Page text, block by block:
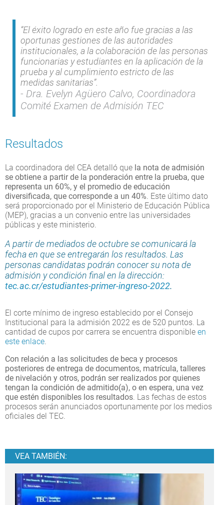
“El éxito logrado en este año fue gracias a las
oportunas gestiones de las autoridades
institucionales, a la colaboración de las personas
funcionarias y estudiantes en la aplicación de la
prueba y al cumplimiento estricto de las
medidas sanitarias”.
Dra. Evelyn Agüero Calvo, Coordinadora
Comité Examen de Admisión TEC
Resultados
La coordinadora del CEA detalló que la nota de admisión
se obtiene a partir de la ponderación entre la prueba, que
representa un 60%, y el promedio de educación
diversificada, que corresponde a un 40%. Este último dato
será proporcionado por el Ministerio de Educación Pública
(MEP), gracias a un convenio entre las universidades
públicas y este ministerio.
A partir de mediados de octubre se comunicará la
fecha en que se entregarán los resultados. Las
personas candidatas podrán conocer su nota de
admisión y condición final en la dirección:
tec.ac.cr/estudiantes-primer-ingreso-2022.
El corte mínimo de ingreso establecido por el Consejo
Institucional para la admisión 2022 es de 520 puntos. La
cantidad de cupos por carrera se encuentra disponible en
este enlace.
Con relación a las solicitudes de beca y procesos
posteriores de entrega de documentos, matrícula, talleres
de nivelación y otros, podrán ser realizados por quienes
tengan la condición de admitido(a), o en espera, una vez
que estén disponibles los resultados. Las fechas de estos
procesos serán anunciados oportunamente por los medios
oficiales del TEC.
VEA TAMBIÉN: